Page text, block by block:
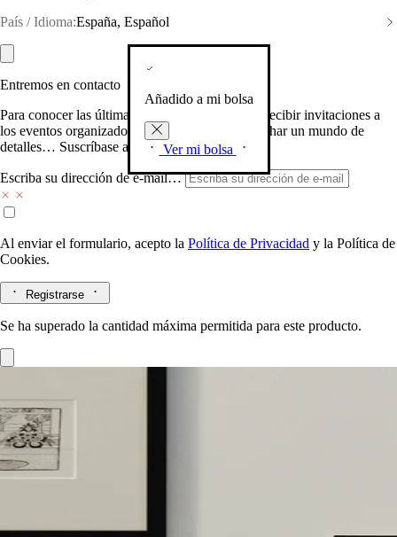
País / Idioma:España, Español
Añadido a mi bolsa
Ver mi bolsa
Entremos en contacto
Para conocer las últimas creaciones de la Casa, recibir invitaciones a
los eventos organizados por Diptyque y aprovechar un mundo de
detalles… Suscríbase a nuestra newsletter.
Escriba su dirección de e-mail…
Al enviar el formulario, acepto la Política de Privacidad y la Política de
Cookies.
Registrarse
Se ha superado la cantidad máxima permitida para este producto.